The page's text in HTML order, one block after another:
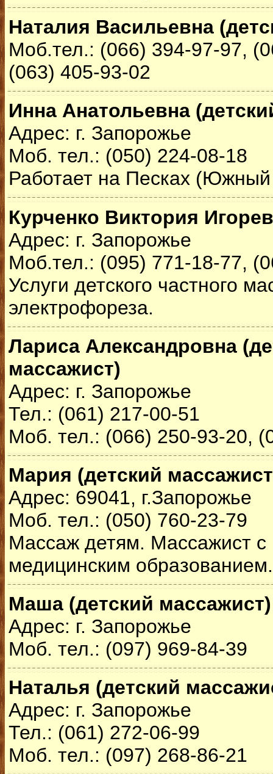
Наталия Васильевна
Моб.тел.: (066) 394-97-97,
(063) 405-93-02
Инна Анатольевна
Адрес: г. Запорожье
Моб. тел.: (050) 224-08-18
Работает на Песках
Курченко Виктория
Адрес: г. Запорожье
Моб.тел.: (095) 771-18-77,
Услуги детского частного
электрофореза.
Лариса Александровна
массажист)
Адрес: г. Запорожье
Тел.: (061) 217-00-51
Моб. тел.: (066) 250-93-20,
Мария (детский
Адрес: 69041, г.Запорожье
Моб. тел.: (050) 760-23-79
Массаж детям. Массажист
медицинским
Маша (детский массажист)
Адрес: г. Запорожье
Моб. тел.: (097) 969-84-39
Наталья (детский
Адрес: г. Запорожье
Тел.: (061) 272-06-99
Моб. тел.: (097) 268-86-21